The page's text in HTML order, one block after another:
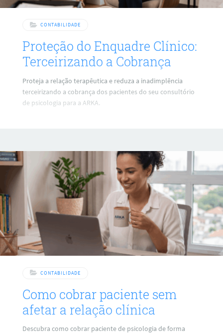
CONTABILIDADE
Proteção do Enquadre Clínico:
Terceirizando a Cobrança
Proteja a relação terapêutica e reduza a inadimplência
terceirizando a cobrança dos pacientes do seu consultório
de psicologia para a ARKA.
CONTABILIDADE
Como cobrar paciente sem
afetar a relação clínica
Descubra como cobrar paciente de psicologia de forma